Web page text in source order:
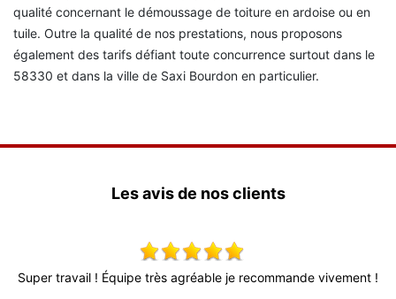
qualité concernant le démoussage de toiture en ardoise ou en
tuile. Outre la qualité de nos prestations, nous proposons
également des tarifs défiant toute concurrence surtout dans le
58330 et dans la ville de Saxi Bourdon en particulier.
Les avis de nos clients
Super travail ! Équipe très agréable je recommande vivement !